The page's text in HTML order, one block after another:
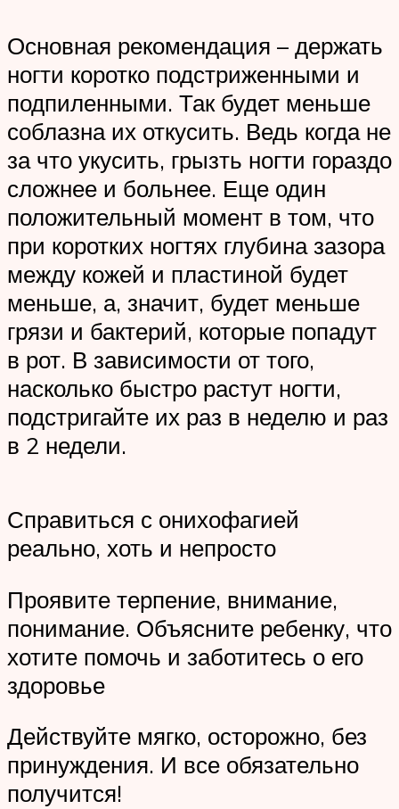
Основная рекомендация – держать
ногти коротко подстриженными и
подпиленными. Так будет меньше
соблазна их откусить. Ведь когда не
за что укусить, грызть ногти гораздо
сложнее и больнее. Еще один
положительный момент в том, что
при коротких ногтях глубина зазора
между кожей и пластиной будет
меньше, а, значит, будет меньше
грязи и бактерий, которые попадут
в рот. В зависимости от того,
насколько быстро растут ногти,
подстригайте их раз в неделю и раз
в 2 недели.
Справиться с онихофагией
реально, хоть и непросто
Проявите терпение, внимание,
понимание. Объясните ребенку, что
хотите помочь и заботитесь о его
здоровье
Действуйте мягко, осторожно, без
принуждения. И все обязательно
получится!